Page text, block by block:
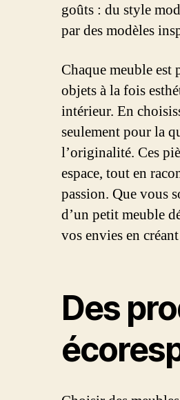
goûts : du style
par des modèles
Chaque meuble est
objets à la fois
intérieur. En
seulement pour la
l’originalité. Ces
espace, tout en
passion. Que vous
d’un petit meuble
vos envies en
Des